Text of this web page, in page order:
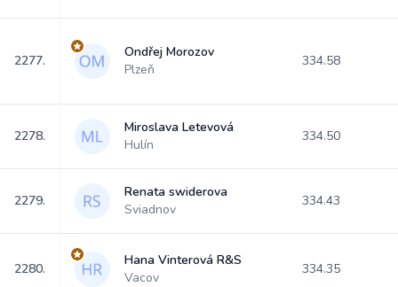
2277.
Ondřej Morozov
Plzeň
334.58
2278.
Miroslava Letevová
Hulín
334.50
2279.
Renata swiderova
Sviadnov
334.43
2280.
Hana Vinterová R&S
Vacov
334.35